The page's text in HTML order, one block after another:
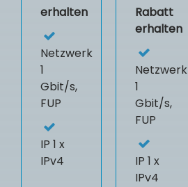
erhalten
Netzwerk
1
Gbit/s,
FUP
IP 1 x
IPv4
Rabatt
erhalten
Netzwerk
1
Gbit/s,
FUP
IP 1 x
IPv4